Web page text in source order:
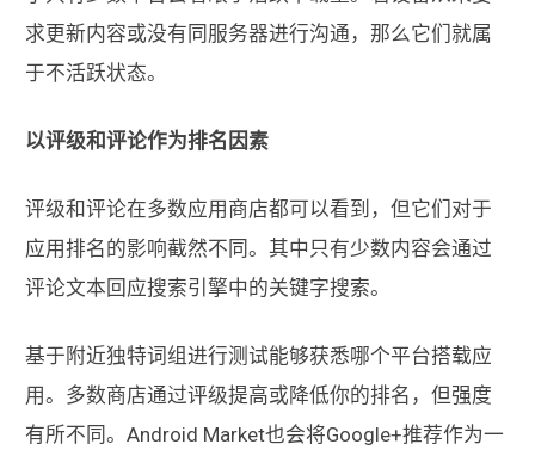
求更新内容或没有同服务器进行沟通，那么它们就属
于不活跃状态。
以评级和评论作为排名因素
评级和评论在多数应用商店都可以看到，但它们对于
应用排名的影响截然不同。其中只有少数内容会通过
评论文本回应搜索引擎中的关键字搜索。
基于附近独特词组进行测试能够获悉哪个平台搭载应
用。多数商店通过评级提高或降低你的排名，但强度
有所不同。Android Market也会将Google+推荐作为一